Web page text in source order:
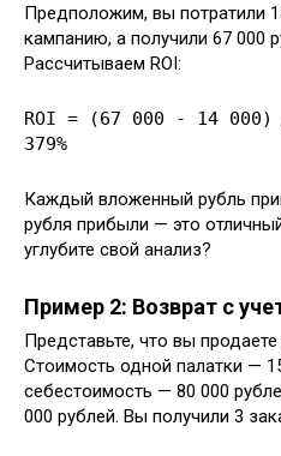
Предположим, вы потратили
кампанию, а получили 67 000
Рассчитываем ROI:
ROI = (67 000 - 14
379%
Каждый вложенный рубль
рубля прибыли — это
углубите свой анализ?
Пример 2: Возврат с
Представьте, что вы продаете
Стоимость одной палатки —
себестоимость — 80 000
000 рублей. Вы получили 3